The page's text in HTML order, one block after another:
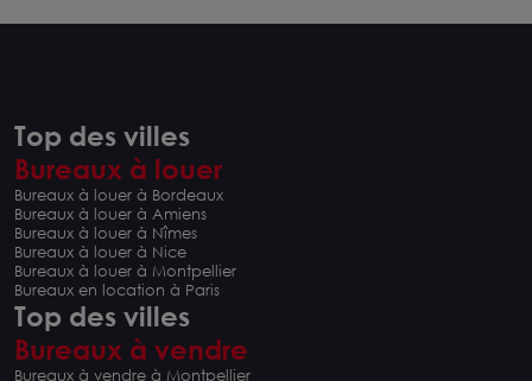
Top des villes
Bureaux à louer
Bureaux à louer à Bordeaux
Bureaux à louer à Amiens
Bureaux à louer à Nîmes
Bureaux à louer à Nice
Bureaux à louer à Montpellier
Bureaux en location à Paris
Top des villes
Bureaux à vendre
Bureaux à vendre à Montpellier